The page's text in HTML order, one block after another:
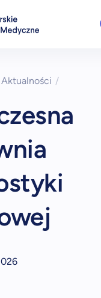
Aktualności /